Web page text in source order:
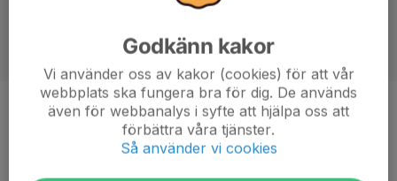
Position
-
12 år
Godkänn kakor
Vi använder oss av kakor (cookies) för att vår
webbplats ska fungera bra för dig. De används
även för webbanalys i syfte att hjälpa oss att
förbättra våra tjänster.
Så använder vi cookies